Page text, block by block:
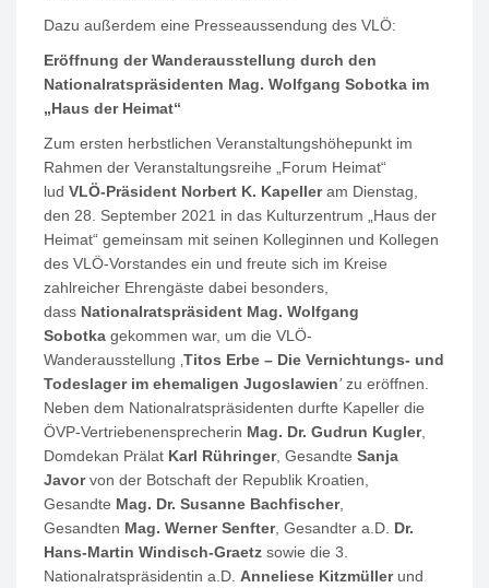
Dazu außerdem eine Presseaussendung des VLÖ:
Eröffnung der Wanderausstellung durch den
Nationalratspräsidenten Mag. Wolfgang Sobotka im
„Haus der Heimat“
Zum ersten herbstlichen Veranstaltungshöhepunkt im
Rahmen der Veranstaltungsreihe „Forum Heimat“
lud VLÖ-Präsident Norbert K. Kapelleram Dienstag,
den 28. September 2021 in das Kulturzentrum „Haus der
Heimat“ gemeinsam mit seinen Kolleginnen und Kollegen
des VLÖ-Vorstandes ein und freute sich im Kreise
zahlreicher Ehrengäste dabei besonders,
dass Nationalratspräsident Mag. Wolfgang
Sobotka gekommen war, um die VLÖ-
Wanderausstellung ‚ Titos Erbe – Die Vernichtungs- und
Todeslager im ehemaligen Jugoslawien’ zu eröffnen.
Neben dem Nationalratspräsidenten durfte Kapeller die
ÖVP-Vertriebenensprecherin Mag. Dr. Gudrun Kugler,
Domdekan Prälat Karl Rühringer, Gesandte Sanja
Javorvon der Botschaft der Republik Kroatien,
Gesandte Mag. Dr. Susanne Bachfischer,
Gesandten Mag. Werner Senfter, Gesandter a.D. Dr.
Hans-Martin Windisch-Graetz sowie die 3.
Nationalratspräsidentin a.D. Anneliese Kitzmüllerund